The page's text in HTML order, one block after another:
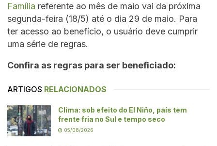
Família referente ao mês de maio vai da próxima
segunda-feira (18/5) até o dia 29 de maio. Para
ter acesso ao benefício, o usuário deve cumprir
uma série de regras.
Confira as regras para ser beneficiado:
ARTIGOS RELACIONADOS
Clima: sob efeito do El Niño, país tem
frente fria no Sul e tempo seco
05/08/2026